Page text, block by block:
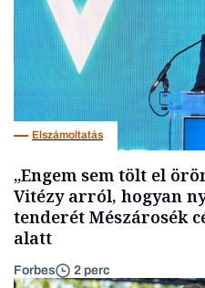
Elszámoltatás
„Engem sem tölt el
Vitézy arról, hogyan
tenderét Mészárosék
alatt
Forbes 2 perc